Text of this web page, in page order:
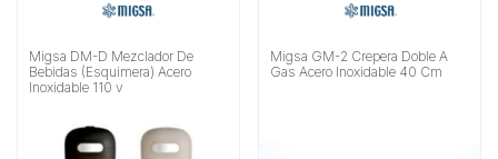
Migsa DM-D Mezclador De
Bebidas (Esquimera) Acero
Inoxidable 110 v
Migsa GM-2 Crepera Doble A
Gas Acero Inoxidable 40 Cm